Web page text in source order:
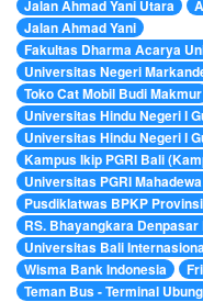
Jalan Ahmad Yani Utara
Jalan Ahmad Yani
Fakultas Dharma Acarya
Universitas Negeri
Toko Cat Mobil Budi Makmur
Universitas Hindu Negeri I
Universitas Hindu Negeri I
Kampus Ikip PGRI Bali
Universitas PGRI
Pusdiklatwas BPKP
RS. Bhayangkara Denpasar
Universitas Bali
Wisma Bank Indonesia
Teman Bus - Terminal